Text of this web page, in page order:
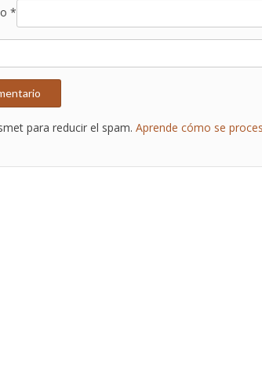
*
para reducir el spam. Aprende cómo se